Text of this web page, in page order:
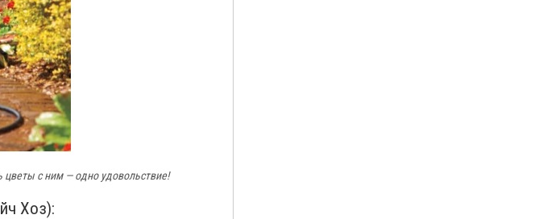
с ним — одно удовольствие!
Хоз):